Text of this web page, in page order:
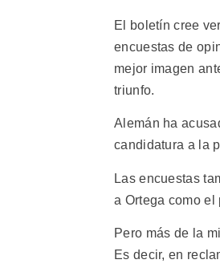
El boletín cree
encuestas de
mejor imagen
triunfo.
Alemán ha
candidatura a la
Las encuestas
a Ortega como
Pero más de la
Es decir, en